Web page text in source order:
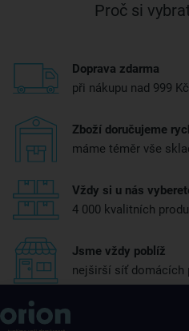
Proč si
Doprava zdarma
při nákupu nad 999 Kč
Zboží doručujeme
máme téměr vše
Vždy si u nás
4 000 kvalitních
Jsme vždy poblíž
nejširší síť domácích
Získejte rady, recepty a
ostatní